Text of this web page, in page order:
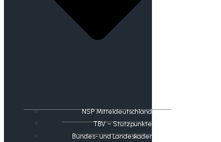
NSP Mitteldeutschland
TBV – Stützpunkte
Bundes- und Landeskader